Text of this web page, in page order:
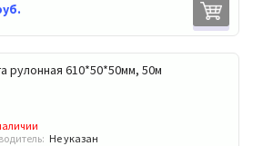
рулонная 610*50*50мм, 50м
Не указан